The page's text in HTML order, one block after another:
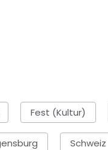
Fest (Kultur)
Schweiz